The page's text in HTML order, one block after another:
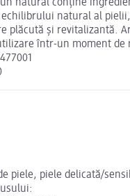
natural conține
natural al
plăcută și revitalizantă.
într-un moment de
piele, piele delicată/